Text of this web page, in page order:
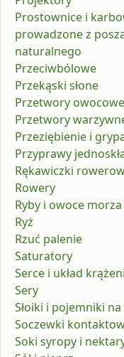
Prostownice i
prowadzone z
naturalnego
Przeciwbólowe
Przekąski słone
Przetwory owocowe
Przetwory
Przeziębienie i
Przyprawy
Rękawiczki
Rowery
Ryby i owoce morza
Ryż
Rzuć palenie
Saturatory
Serce i układ
Sery
Słoiki i pojemniki
Soczewki
Soki syropy i